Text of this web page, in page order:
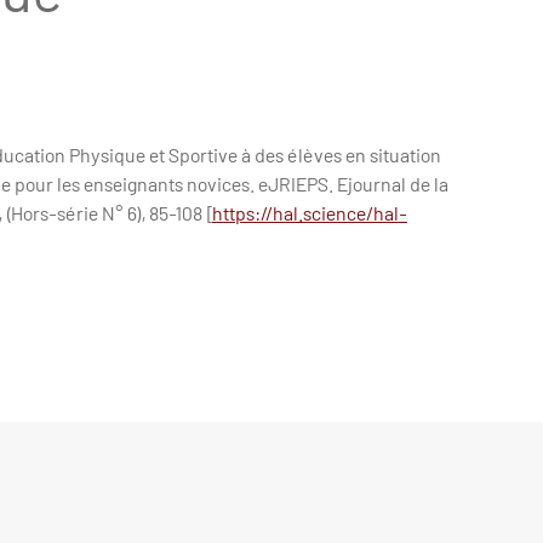
Physique et Sportive à des élèves en situation
pour les enseignants novices. eJRIEPS. Ejournal de la
série N° 6), 85-108 [https://hal.science/hal-